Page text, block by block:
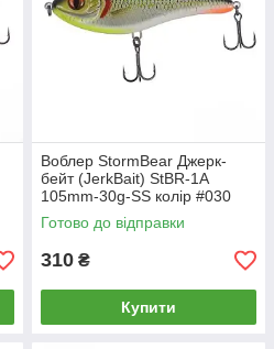
Воблер StormBear Джерк-
бейт (JerkBait) StBR-1A
105mm-30g-SS колір #030
Готово до відправки
310 ₴
Купити